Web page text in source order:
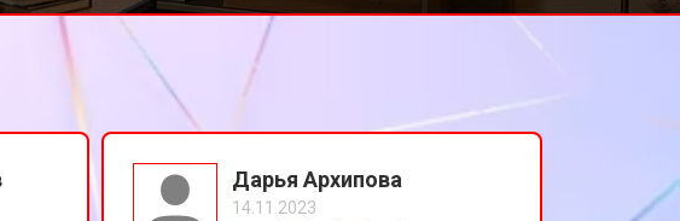
от 5500 ₽
Дарья Архипова
14.11.2023